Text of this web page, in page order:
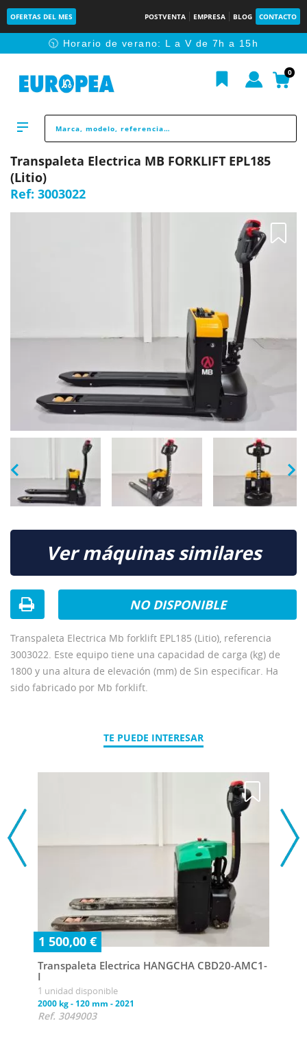
OFERTAS DEL MES POSTVENTA EMPRESA BLOG CONTACTO
🕥 Horario de verano: L a V de 7h a 15h
0
Transpaleta Electrica MB FORKLIFT EPL185
(Litio)
Ref: 3003022
Transpaleta Electrica Mb forklift EPL185 (Litio), referencia
3003022. Este equipo tiene una capacidad de carga (kg) de
1800 y una altura de elevación (mm) de Sin especificar. Ha
sido fabricado por Mb forklift.
Ver máquinas similares
NO DISPONIBLE
TE PUEDE INTERESAR
1 500,00 €
Transpaleta Electrica HANGCHA CBD20-AMC1-
I
1 unidad disponible
2000 kg- 120 mm -2021
Ref. 3049003